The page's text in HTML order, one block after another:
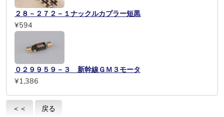
２８－２７２－１ナックルカプラー短黒
¥594
０２９９５９－３ 新幹線ＧＭ３モータ
¥1,386
＜＜ 戻る